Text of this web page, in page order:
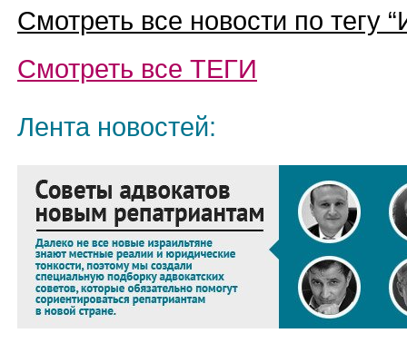
Смотреть все новости по тегу “
Смотреть все ТЕГИ
Лента новостей: